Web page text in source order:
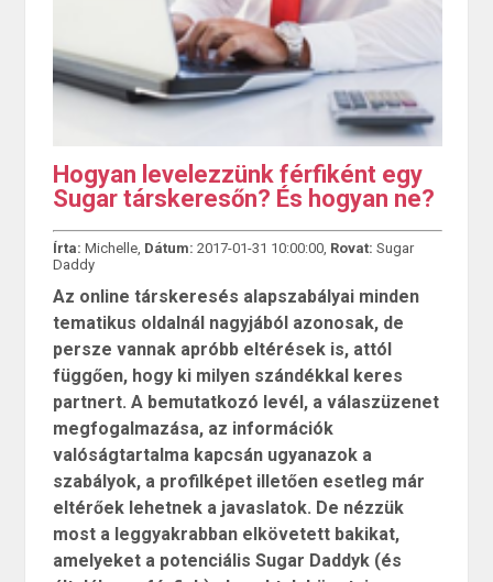
Hogyan levelezzünk férfiként egy
Sugar társkeresőn? És hogyan ne?
Írta: Michelle, Dátum: 2017-01-31 10:00:00, Rovat: Sugar
Daddy
Az online társkeresés alapszabályai minden
tematikus oldalnál nagyjából azonosak, de
persze vannak apróbb eltérések is, attól
függően, hogy ki milyen szándékkal keres
partnert. A bemutatkozó levél, a válaszüzenet
megfogalmazása, az információk
valóságtartalma kapcsán ugyanazok a
szabályok, a profilképet illetően esetleg már
eltérőek lehetnek a javaslatok. De nézzük
most a leggyakrabban elkövetett bakikat,
amelyeket a potenciális Sugar Daddyk (és